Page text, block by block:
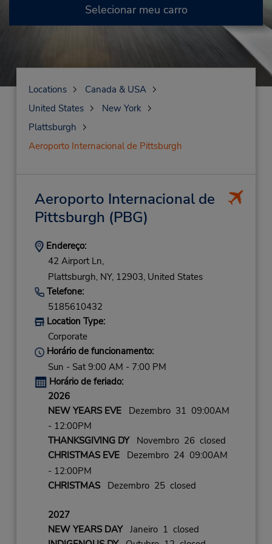
Selecionar meu carro
Locations
Canada & USA
United States
New York
Plattsburgh
Aeroporto Internacional de Pittsburgh
Aeroporto Internacional de
Pittsburgh (PBG)
Endereço:
42 Airport Ln,
Plattsburgh, NY, 12903, United States
Telefone:
5185610432
Location Type:
Corporate
Horário de funcionamento:
Sun - Sat 9:00 AM - 7:00 PM
Horário de feriado:
2026
NEW YEARS EVEDezembro 31 09:00AM
- 12:00PM
THANKSGIVING DYNovembro 26 closed
CHRISTMAS EVEDezembro 24 09:00AM
- 12:00PM
CHRISTMASDezembro 25 closed
2027
NEW YEARS DAYJaneiro 1 closed